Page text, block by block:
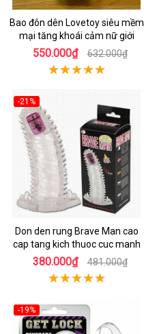
Bao đôn dên Lovetoy siêu mềm
mại tăng khoái cảm nữ giới
550.000₫ 632.000₫
-21%
Don den rung Brave Man cao
cap tang kich thuoc cuc manh
380.000₫ 481.000₫
-19%